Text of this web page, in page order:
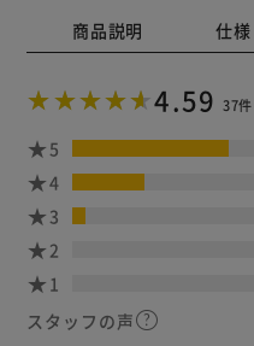
商品説明 仕
4.59 37件
5
4
3
2
1
スタッフの声